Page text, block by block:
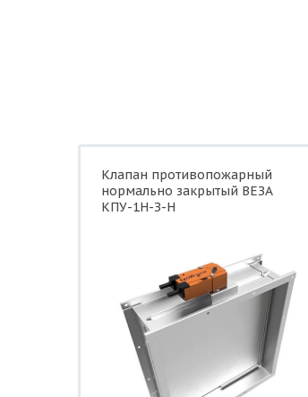
Клапан противопожарный
нормально закрытый ВЕЗА
КПУ-1Н-З-Н